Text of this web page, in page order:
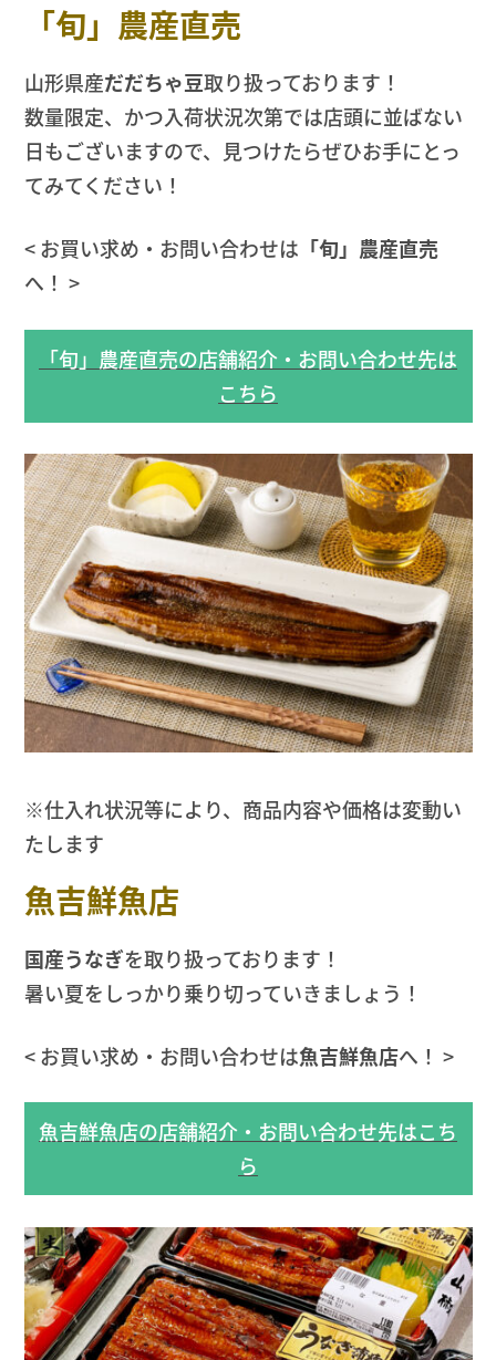
「旬」農産直売
山形県産だだちゃ豆取り扱っております！
数量限定、かつ入荷状況次第では店頭に並ばない
日もございますので、見つけたらぜひお手にとっ
てみてください！
< お買い求め・お問い合わせは 「旬」農産直売
へ！ >
「旬」農産直売の店舗紹介・お問い合わせ先は
こちら
※仕入れ状況等により、商品内容や価格は変動い
たします
魚吉鮮魚店
国産うなぎを取り扱っております！
暑い夏をしっかり乗り切っていきましょう！
< お買い求め・お問い合わせは魚吉鮮魚店へ！ >
魚吉鮮魚店の店舗紹介・お問い合わせ先はこち
ら